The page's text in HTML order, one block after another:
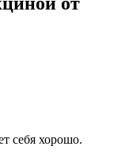
себя хорошо.